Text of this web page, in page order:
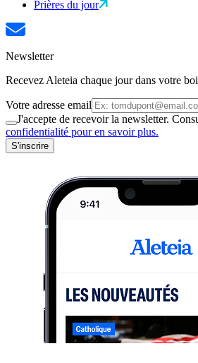
Prières du jour
Newsletter
Recevez Aleteia chaque jour dans votre
Votre adresse email
J'accepte de recevoir la newsletter.
confidentialité pour en savoir plus.
S'inscrire